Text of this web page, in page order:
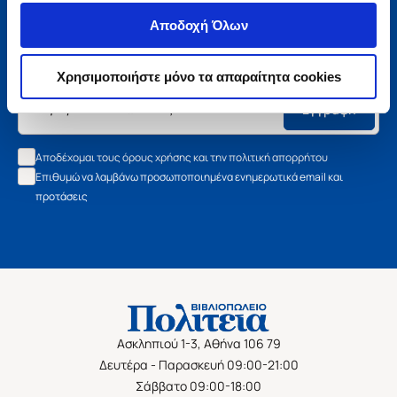
Αποδοχή Όλων
Χρησιμοποιήστε μόνο τα απαραίτητα cookies
Μάθετε τα νέα της Πολιτείας
Εγγραφείτε στο newsletter μας και μάθετε πρώτοι όλα τα
νέα βιβλία, τις εξαιρετικές τιμές και τις εκδηλώσεις μας.
Εγγραφή
Αποδέχομαι τους όρους χρήσης και την πολιτική απορρήτου
Επιθυμώ να λαμβάνω προσωποποιημένα ενημερωτικά email και
προτάσεις
Ασκληπιού 1-3, Αθήνα 106 79
Δευτέρα - Παρασκευή 09:00-21:00
Σάββατο 09:00-18:00